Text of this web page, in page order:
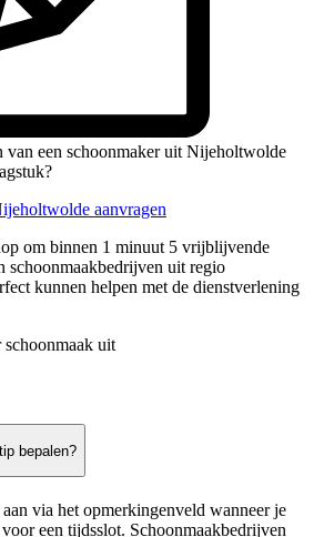
van een schoonmaker uit Nijeholtwolde
aanvragen
om binnen 1 minuut 5 vrijblijvende
schoonmaakbedrijven uit regio
kunnen helpen met de dienstverlening
schoonmaak uit
bepalen?
via het opmerkingenveld wanneer je
een tijdsslot. Schoonmaakbedrijven